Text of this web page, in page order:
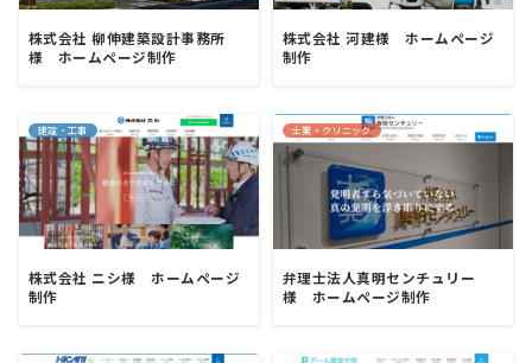
株式会社 柳伸建築設計事務所
様 ホームページ制作
株式会社 河建様 ホームページ
制作
建設・工事
株式会社 ニシ様 ホームページ
制作
士業・クリニック
弁理士法人真明センチュリー
様 ホームページ制作